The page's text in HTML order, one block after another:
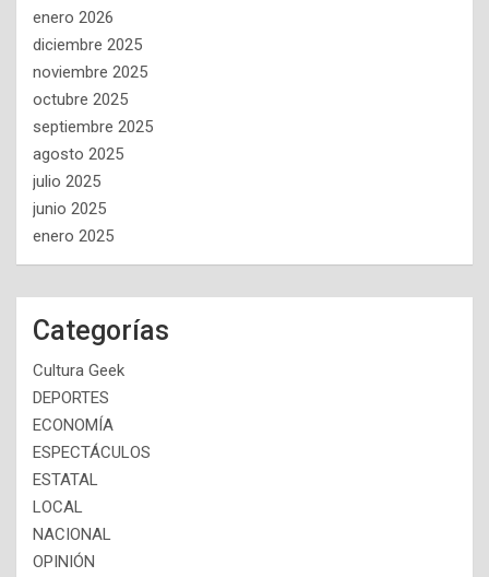
enero 2026
diciembre 2025
noviembre 2025
octubre 2025
septiembre 2025
agosto 2025
julio 2025
junio 2025
enero 2025
Categorías
Cultura Geek
DEPORTES
ECONOMÍA
ESPECTÁCULOS
ESTATAL
LOCAL
NACIONAL
OPINIÓN